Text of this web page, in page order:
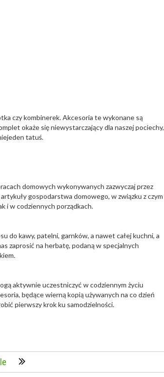
czy kombinerek. Akcesoria te wykonane są
okaże się niewystarczający dla naszej pociechy,
tatuś.
domowych wykonywanych zazwyczaj przez
gospodarstwa domowego, w związku z czym
i w codziennych porządkach.
do kawy, patelni, garnków, a nawet całej kuchni, a
zaprosić na herbatę, podaną w specjalnych
aktywnie uczestniczyć w codziennym życiu
będące wierną kopią używanych na co dzień
pierwszy krok ku samodzielności.